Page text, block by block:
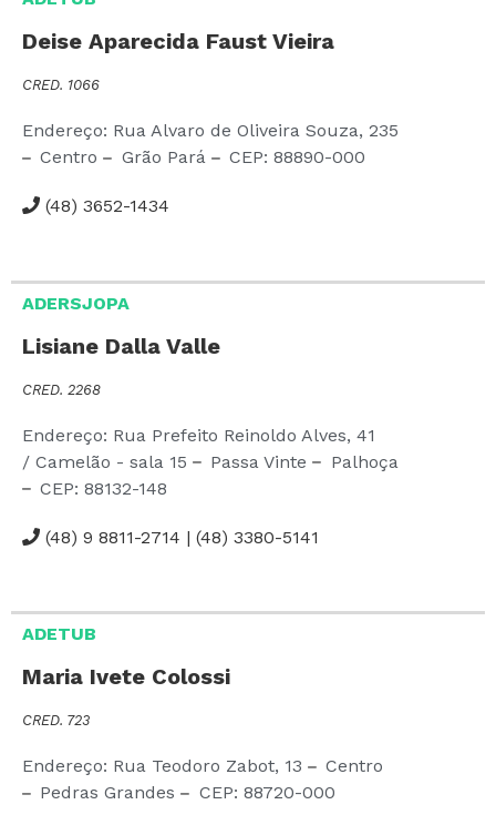
Deise Aparecida Faust Vieira
CRED. 1066
Endereço: Rua Alvaro de Oliveira Souza, 235
Centro
Grão Pará CEP: 88890-000
(48) 3652-1434
ADERSJOPA
Lisiane Dalla Valle
CRED. 2268
Endereço: Rua Prefeito Reinoldo Alves, 41
/ Camelão - sala 15
Passa Vinte
Palhoça
CEP:88132-148
(48) 9 8811-2714 | (48) 3380-5141
ADETUB
Maria Ivete Colossi
CRED. 723
Endereço: Rua Teodoro Zabot, 13
Centro
Pedras Grandes
CEP: 88720-000